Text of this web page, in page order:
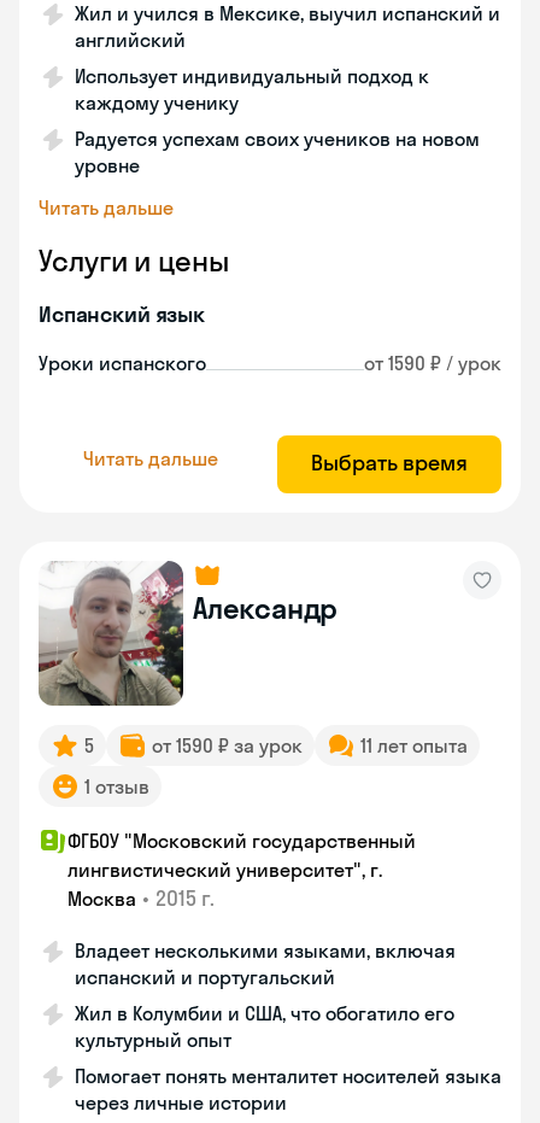
Жил и учился в Мексике, выучил испанский и
английский
Использует индивидуальный подход к
каждому ученику
Радуется успехам своих учеников на новом
уровне
Читать дальше
Услуги и цены
Испанский язык
Уроки испанского от 1590 ₽ / урок
Читать дальше Выбрать время
Александр
5 от 1590 ₽ за урок
11 лет опыта
1 отзыв
ФГБОУ "Московский государственный
лингвистический университет", г.
Москва • 2015 г.
Владеет несколькими языками, включая
испанский и португальский
Жил в Колумбии и США, что обогатило его
культурный опыт
Помогает понять менталитет носителей языка
через личные истории